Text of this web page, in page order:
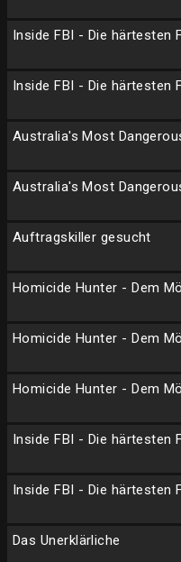
Inside FBI - Die härtesten
Inside FBI - Die härtesten
Australia's Most
Australia's Most
Auftragskiller gesucht
Homicide Hunter - Dem
Homicide Hunter - Dem
Homicide Hunter - Dem
Inside FBI - Die härtesten
Inside FBI - Die härtesten
Das Unerklärliche